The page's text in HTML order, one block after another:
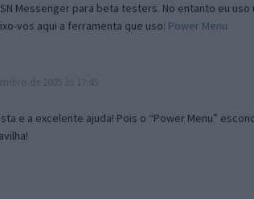
Messenger para beta testers. No entanto eu uso
vos aqui a ferramenta que uso: Power Menu
e a excelente ajuda! Pois o “Power Menu”